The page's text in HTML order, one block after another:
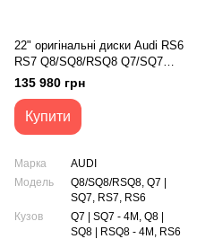
22" оригінальні диски Audi RS6
RS7 Q8/SQ8/RSQ8 Q7/SQ7
(4K0601025R)
135 980 грн
Купити
Марка
AUDI
Модель
Q8/SQ8/RSQ8, Q7 |
SQ7, RS7, RS6
Кузов
Q7 | SQ7 - 4M, Q8 |
SQ8 | RSQ8 - 4M, RS6